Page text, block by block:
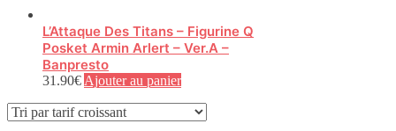
L’Attaque Des Titans – Figurine Q
Posket Armin Arlert – Ver.A –
Banpresto
31.90€Ajouter au panier